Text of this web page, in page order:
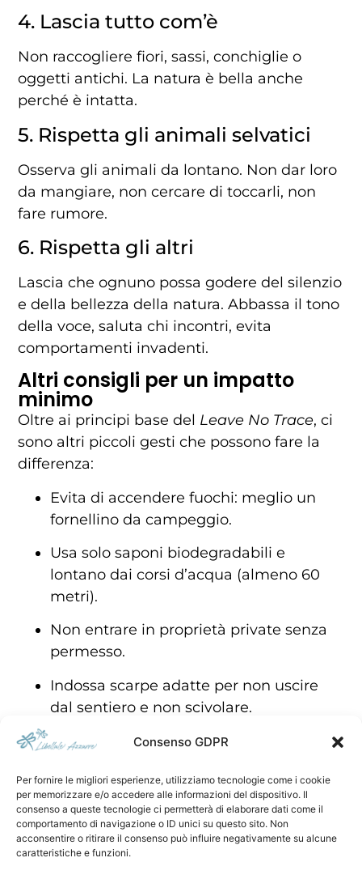
Consenso GDPR
Per fornire le migliori esperienze, utilizziamo tecnologie come i cookie
per memorizzare e/o accedere alle informazioni del dispositivo. Il
consenso a queste tecnologie ci permetterà di elaborare dati come il
comportamento di navigazione o ID unici su questo sito. Non
acconsentire o ritirare il consenso può influire negativamente su alcune
caratteristiche e funzioni.
4. Lasciatutto com’è
Non raccoglierefiori,sassi,conchiglieo
oggetti antichi. La naturaè bella anche
perchéè intatta.
5. Rispetta gli animaliselvatici
Osservagli animalida lontano. Nondar loro
da mangiare, noncercareditoccarli, non
fare rumore.
6. Rispetta gli altri
Lasciacheognuno possagoderedelsilenzio
edella bellezzadella natura.Abbassa iltono
dellavoce,salutachi incontri,evita
comportamenti invadenti.
Altri consigli per un impatto
minimo
Oltre ai principi basedel Leave No Trace,ci
sono altri piccoligestiche possonofare la
differenza:
Evitadi accenderefuochi: meglio un
fornellinodacampeggio.
Usasolosaponi biodegradabilie
lontanodaicorsid’acqua (almeno 60
metri).
Nonentrare in proprietà privatesenza
permesso.
Indossascarpe adatte per non uscire
dalsentieroe nonscivolare.
Riutilizza
l’attrezzaturae
prodotti
Ogniattenzioneconta.L’escursionismo
responsabileèfattodidettagli.
Condividere per proteggere